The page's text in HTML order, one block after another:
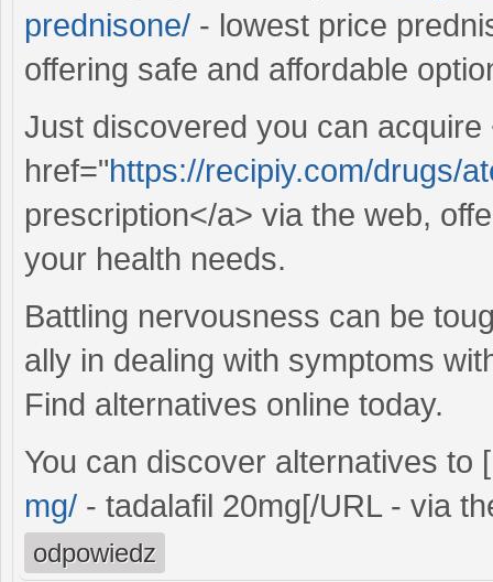
prednisone/ - lowest price
offering safe and affordable
Just discovered you can acquire
href="https://recipiy.com/drugs/
prescription</a> via the web,
your health needs.
Battling nervousness can be
ally in dealing with symptoms
Find alternatives online today.
You can discover alternatives to
mg/ - tadalafil 20mg[/URL - via
odpowiedz